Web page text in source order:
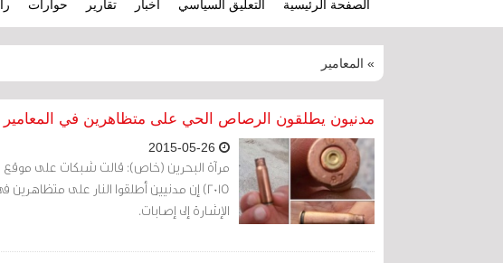
الصفحة الرئيسية التعليق السياسي أخبار تقارير حوارات
» المعامير
مدنيون يطلقون الرصاص الحي على متظاهرين في المعامير
2015) إن مدنيين أطلقوا النار على
الإشارة إلى إصابات.